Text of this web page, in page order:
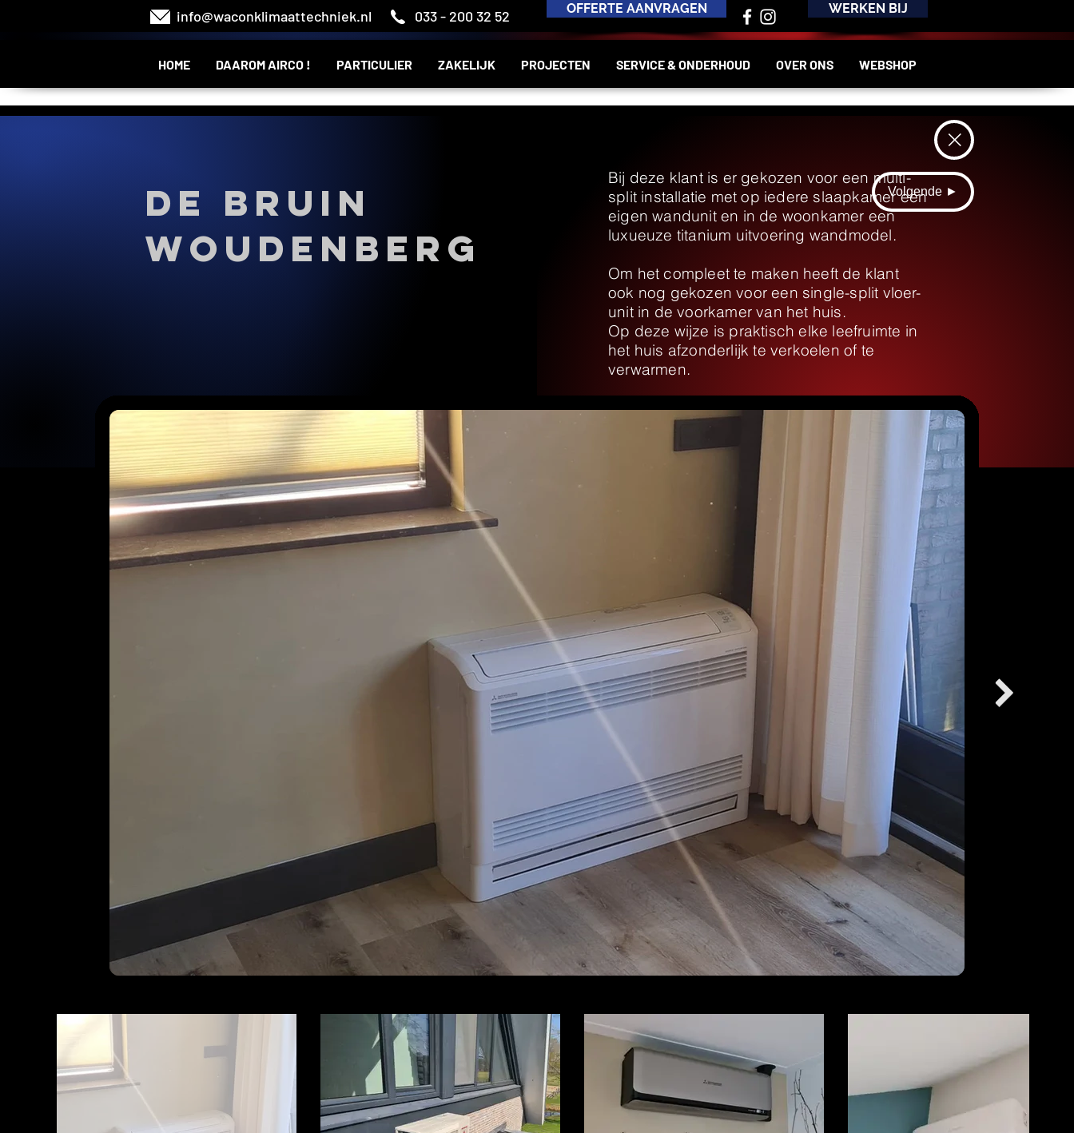
info@waconklimaattechniek.nl 033 - 200 32 52 OFFERTE AANVRAGEN WERKEN BIJ
HOME DAAROM AIRCO ! PARTICULIER ZAKELIJK PROJECTEN SERVICE & ONDERHOUD OVER ONS WEBSHOP
Volgende ►
De Bruin
Woudenberg
Bij deze klant is er gekozen voor een multi-
split installatie met op iedere slaapkamer een
eigen wandunit en in de woonkamer een
luxueuze titanium uitvoering wandmodel.
Om het compleet te maken heeft de klant
ook nog gekozen voor een single-split vloer-
unit in de voorkamer van het huis.
Op deze wijze is praktisch elke leefruimte in
het huis afzonderlijk te verkoelen of te
verwarmen.